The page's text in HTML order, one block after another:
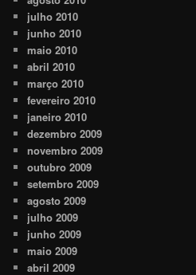
julho 2010
junho 2010
maio 2010
abril 2010
março 2010
fevereiro 2010
janeiro 2010
dezembro 2009
novembro 2009
outubro 2009
setembro 2009
agosto 2009
julho 2009
junho 2009
maio 2009
abril 2009